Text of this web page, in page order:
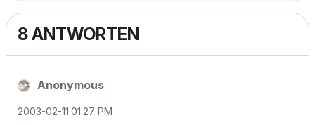
8 ANTWORTEN
Anonymous
‎2003-02-11 01:27 PM